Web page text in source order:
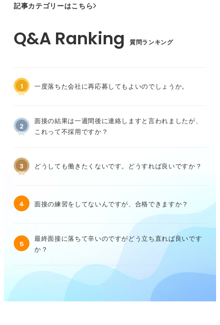
記事カテゴリーはこちら
質問ランキング
1 一度落ちた会社に再応募してもよいのでしょうか。
2
面接の結果は一週間後に連絡しますと言われましたが、
これって不採用ですか？
3 どうしても働きたくないです。どうすれば良いですか？
4 面接の練習をしてないんですが、合格できますか？
5
最終面接に落ちて辛いのですがどう立ち直れば良いです
か？